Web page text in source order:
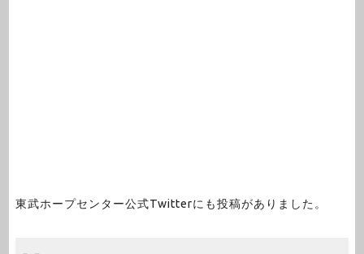
東武ホープセンター公式Twitterにも投稿がありました。